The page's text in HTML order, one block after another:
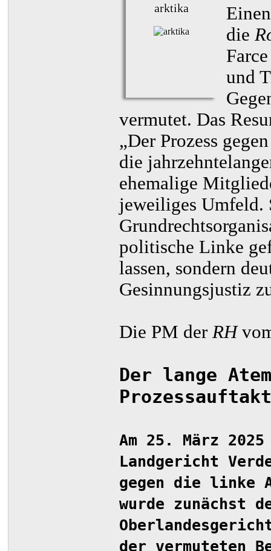
arktika
die
und
vermutet. Das
„Der Prozess
die
ehemalige
jeweiliges Umfeld.
politische Linke
lassen, sondern
Gesinnungsjustiz
Die PM der RH
Der lange
Am 25. März
Landgericht
gegen die linke
wurde zunächst
der vermuteten